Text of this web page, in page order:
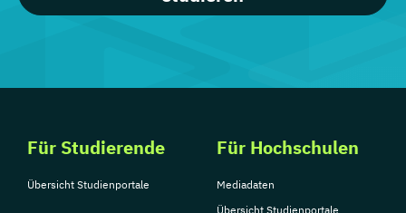
Für Studierende
Übersicht Studienportale
Für Hochschulen
Mediadaten
Übersicht Studienportale